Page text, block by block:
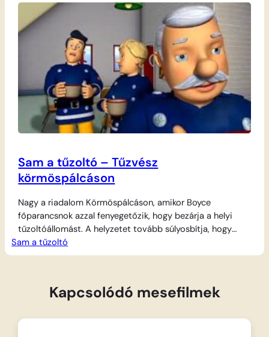
Sam a tűzoltó – Tűzvész
körmöspálcáson
Nagy a riadalom Körmöspálcáson, amikor Boyce
főparancsnok azzal fenyegetőzik, hogy bezárja a helyi
tűzoltóállomást. A helyzetet tovább súlyosbítja, hogy
Trevor a cserkészekkel, köztük a mindig rosszban sántikáló
Normannal és unokatestvérével, Derekkel kempingezni
hatalmas erdőtűzzé fajul. A lángok magát…
Sam a tűzoltó
Kapcsolódó mesefilmek